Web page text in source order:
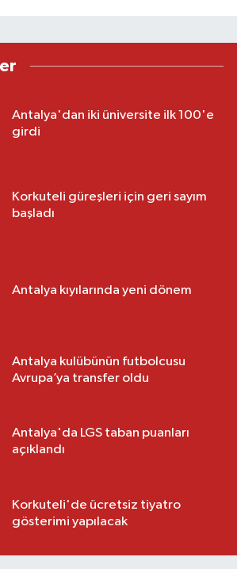
Antalya'dan iki üniversite ilk 100'e
girdi
Korkuteli güreşleri için geri sayım
başladı
Antalya kıyılarında yeni dönem
Antalya kulübünün futbolcusu
Avrupa’ya transfer oldu
Antalya'da LGS taban puanları
açıklandı
Korkuteli'de ücretsiz tiyatro
gösterimi yapılacak